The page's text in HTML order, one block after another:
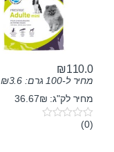
₪110.0
מחיר ל-100 גרם: ₪3.6
מחיר לק"ג: 36.67₪
0(0)